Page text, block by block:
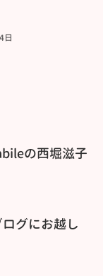
日
の西堀滋子
グにお越し